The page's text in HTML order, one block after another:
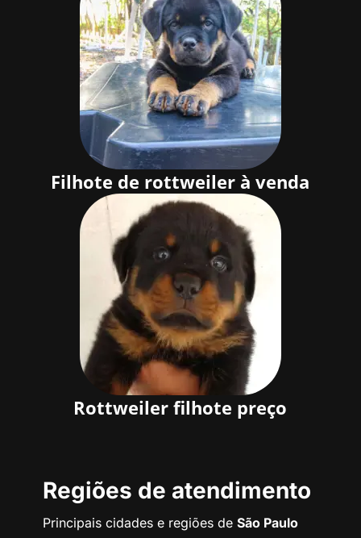
Filhote de rottweiler à venda
Rottweiler filhote preço
Regiões de atendimento
Principais cidades e regiões de São Paulo